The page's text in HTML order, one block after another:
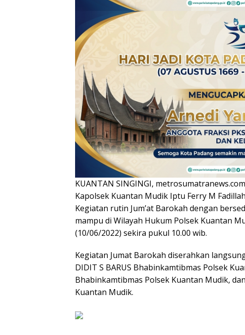
KUANTAN SINGINGI,
Kapolsek Kuantan Mudik Iptu Ferry M
Kegiatan rutin Jum’at Barokah dengan
mampu di Wilayah Hukum Polsek Kuantan
(10/06/2022) sekira pukul 10.00 wib.
Kegiatan Jumat Barokah diserahkan
DIDIT S BARUS Bhabinkamtibmas Polsek
Bhabinkamtibmas Polsek Kuantan Mudik,
Kuantan Mudik.